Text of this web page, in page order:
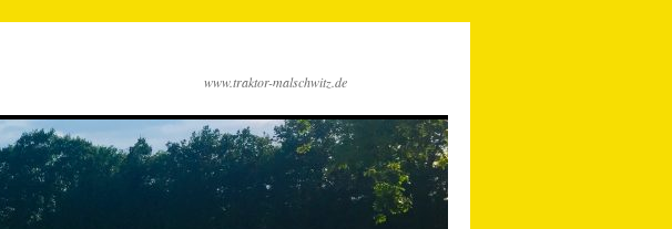
www.traktor-malschwitz.de